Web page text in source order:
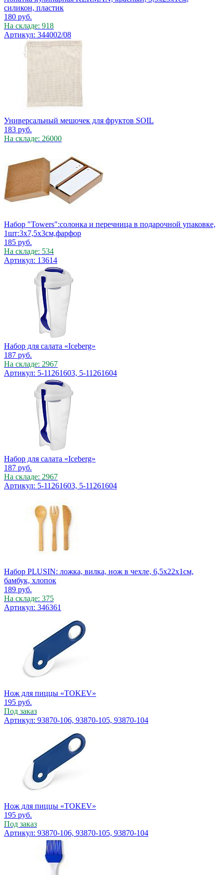
силикон, пластик
180 руб.
На складе: 918
Артикул: 344002/08
Универсальный мешочек для фруктов SOIL
183 руб.
На складе: 26000
Набор "Towers":солонка и перечница в подарочной упаковке,
1шт:3х7,5х3см,фарфор
185 руб.
На складе: 534
Артикул: 13614
Набор для салата «Iceberg»
187 руб.
На складе: 2967
Артикул: 5-11261603, 5-11261604
Набор для салата «Iceberg»
187 руб.
На складе: 2967
Артикул: 5-11261603, 5-11261604
Набор PLUSIN: ложка, вилка, нож в чехле, 6,5х22х1см,
бамбук, хлопок
189 руб.
На складе: 375
Артикул: 346361
Нож для пиццы «TOKEV»
195 руб.
Под заказ
Артикул: 93870-106, 93870-105, 93870-104
Нож для пиццы «TOKEV»
195 руб.
Под заказ
Артикул: 93870-106, 93870-105, 93870-104